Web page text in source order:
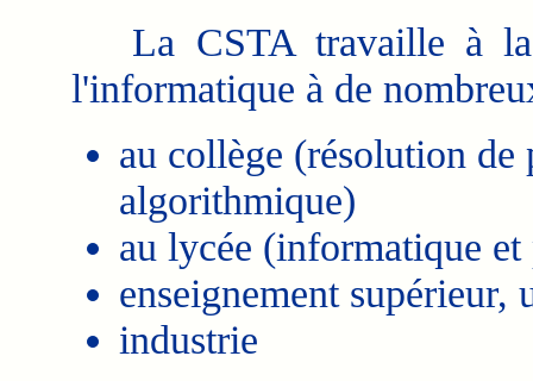
La CSTA travaille à la
l'informatique à de
au collège (résolution de
algorithmique)
au lycée (informatique
enseignement supérieur,
industrie